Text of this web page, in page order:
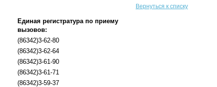
Единая регистратура по приему
вызовов:
(86342)3-62-80
(86342)3-62-64
(86342)3-61-90
(86342)3-61-71
(86342)3-59-37
Вернуться к списку